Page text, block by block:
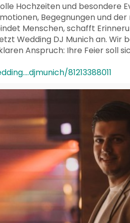
Hochzeiten und besondere
Begegnungen und
Menschen, schafft
Wedding DJ Munich an. Wir
Anspruch: Ihre Feier soll
81213388011